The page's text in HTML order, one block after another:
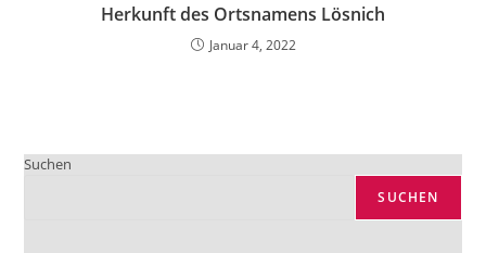
Herkunft des Ortsnamens Lösnich
Januar 4, 2022
Suchen
SUCHEN